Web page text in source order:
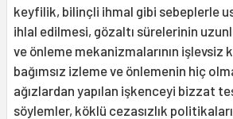
keyfilik, bilinçli ihmal gibi sebeplerle
ihlal edilmesi, gözaltı sürelerinin
ve önleme mekanizmalarının işlevsiz
bağımsız izleme ve önlemenin hiç
ağızlardan yapılan işkenceyi bizzat
söylemler, köklü cezasızlık